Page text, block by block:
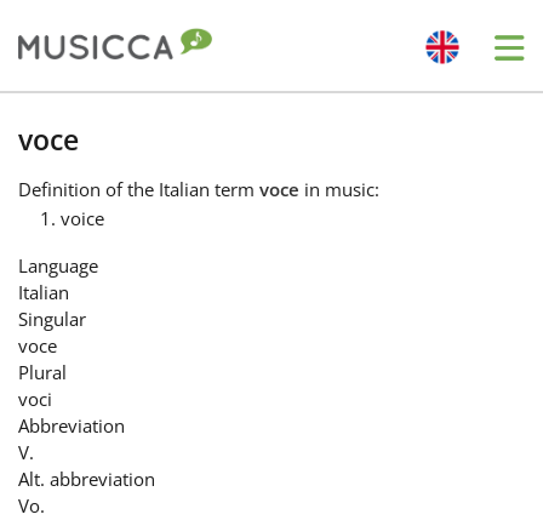
Български
Dansk
English
voce
Definition of the Italian term voce in music:
voice
Language
Italian
Singular
voce
Plural
voci
Abbreviation
V.
Alt. abbreviation
Vo.